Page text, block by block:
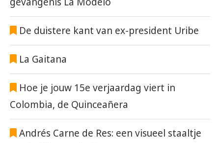
De duistere kant van ex-president Uribe
La Gaitana
Hoe je jouw 15e verjaardag viert in
Colombia, de Quinceañera
Andrés Carne de Res: een visueel staaltje